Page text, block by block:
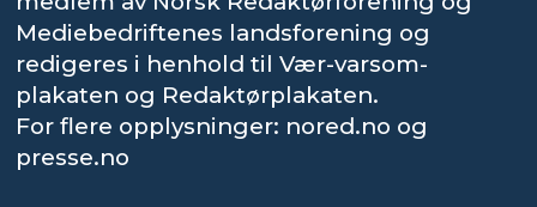
Mediebedriftenes landsforening og
redigeres i henhold til Vær-varsom-
plakaten og Redaktørplakaten.
For flere opplysninger: nored.no og
presse.no